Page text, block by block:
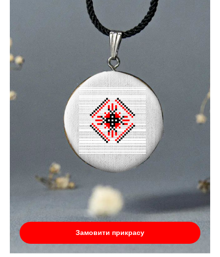
Замовити прикрасу